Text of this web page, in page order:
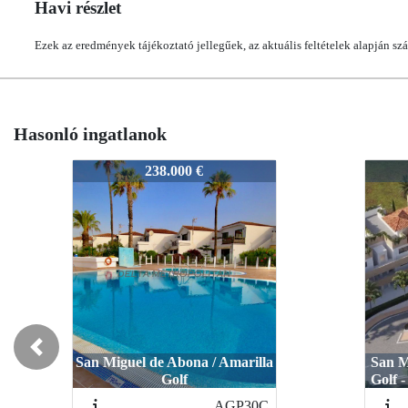
Havi részlet
Ezek az eredmények tájékoztató jellegűek, az aktuális feltételek alapján
Hasonló ingatlanok
TP101
270.137 €
San Miguel de Abona / Marina
Golf - Tajinaste - Amarilla Golf
San
Golf -
TP101 270.137 €
San Miguel de Abona / Marina
Golf - Tajinaste - Amarilla Golf
San
Golf
Previous